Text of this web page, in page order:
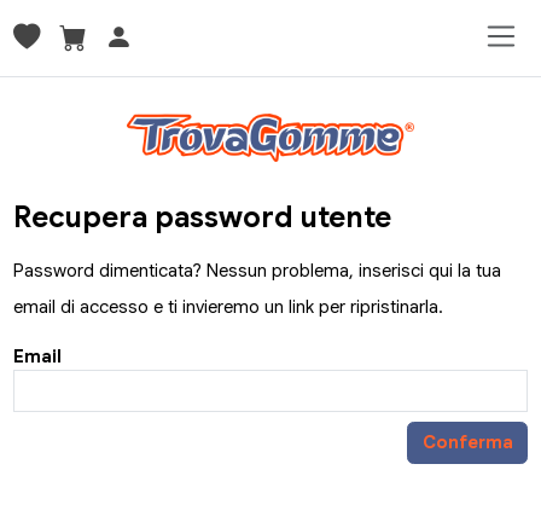
Recupera password utente
Password dimenticata? Nessun problema, inserisci qui la tua
email di accesso e ti invieremo un link per ripristinarla.
Email
Conferma